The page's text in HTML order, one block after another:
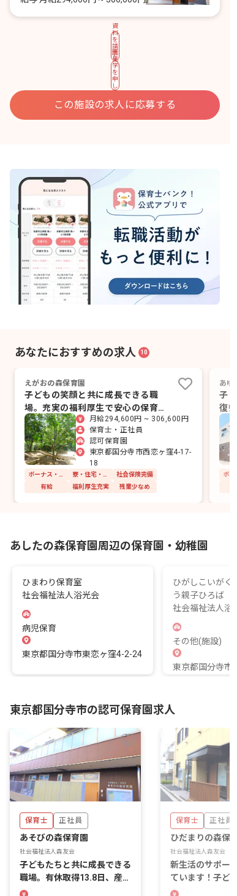
資
料
を
請
求
す
る
園
見
学
を
申
し
む
この施設の求人に応募する
あなたにおすすめの求人 10
えがおの森保育園
子どもの笑顔と共に成長できる職
場。充実の福利厚生で安心の保育キ
ャリア
月給294,600円 ~ 306,600円
保育士・正社員
認可保育園
東京都国分寺市西恋ヶ窪4-17-
18
社会保険完備
有給
福利厚生充実 残業少なめ
あゆ
子
復
あしたの森保育園周辺の保育園・幼稚園
ひまわり保育室
社会福祉法人浴光会
病児保育
東京都国分寺市東恋ヶ窪4-2-24
ひがしこいがく
う親子ひろば
社会福祉法人浴
その他(施設)
東京都国分寺市
東京都国分寺市の認可保育園求人
保育士 正社員
あそびの森保育園
社会福祉法人森友会
子どもたちと共に成長できる
職場。有休取得13.8日、産休
復帰率100％
保育士 正社員
ひだまりの森保育
社会福祉法人森友会
新生活のサポー
ています！子ど
を感じませんか？